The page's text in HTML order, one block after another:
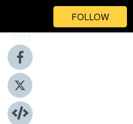
FOLLOW
Share